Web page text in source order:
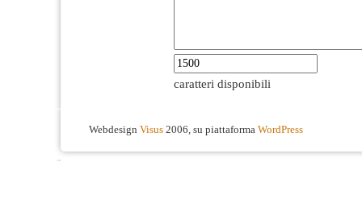
caratteri disponibili
Webdesign Visus 2006, su piattaforma WordPress